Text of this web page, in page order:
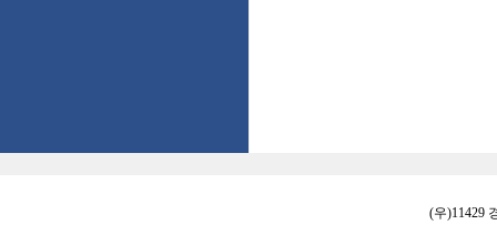
(우)11429